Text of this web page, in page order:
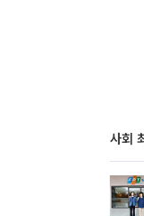
사회